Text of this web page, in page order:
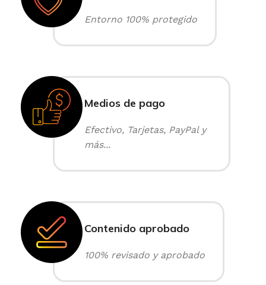
Entorno 100% protegido
Medios de pago
Efectivo, Tarjetas, PayPal y
más...
Contenido aprobado
100% revisado y aprobado